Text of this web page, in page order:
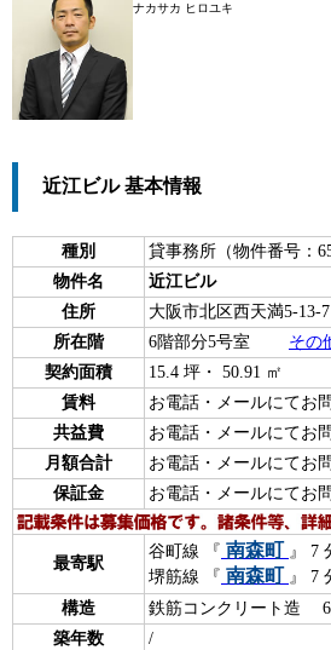
ナカサカ ヒロユキ
近江ビル 基本情報
種別
貸事務所（物件番号：
物件名
近江ビル
住所
大阪市北区西天満5-13-7
所在階
6階部分5号室 その
契約面積
15.4 坪・ 50.91 ㎡
賃料
お電話・メールにてお
共益費
お電話・メールにてお
月額合計
お電話・メールにてお
保証金
お電話・メールにてお
最寄駅
谷町線 『 南森町 』 7
堺筋線 『 南森町 』 7
構造
鉄筋コンクリート造 6
築年数
/